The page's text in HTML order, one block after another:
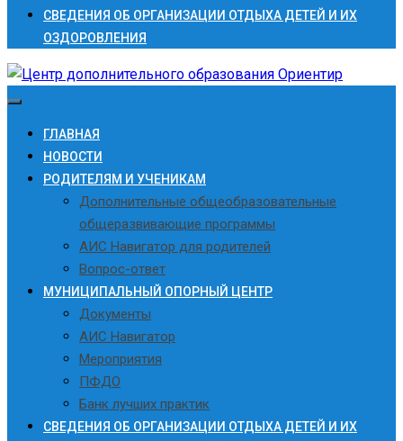
СВЕДЕНИЯ ОБ ОРГАНИЗАЦИИ ОТДЫХА ДЕТЕЙ И ИХ
ОЗДОРОВЛЕНИЯ
ГЛАВНАЯ
НОВОСТИ
РОДИТЕЛЯМ И УЧЕНИКАМ
Дополнительные общеобразовательные
общеразвивающие программы
АИС Навигатор для родителей
Вопрос-ответ
МУНИЦИПАЛЬНЫЙ ОПОРНЫЙ ЦЕНТР
Документы
АИС Навигатор
Мероприятия
ПФДО
Банк лучших практик
СВЕДЕНИЯ ОБ ОРГАНИЗАЦИИ ОТДЫХА ДЕТЕЙ И ИХ